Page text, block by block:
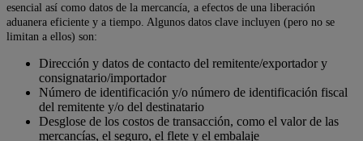
esencial así como datos de la mercancía, a efectos de una liberación
aduanera eficiente y a tiempo. Algunos datos clave incluyen (pero no se
limitan a ellos) son:
Dirección y datos de contacto del remitente/exportador y
consignatario/importador
Número de identificación y/o número de identificación fiscal
del remitente y/o del destinatario
Desglose de los costos de transacción, como el valor de las
mercancías, el seguro, el flete y el embalaje